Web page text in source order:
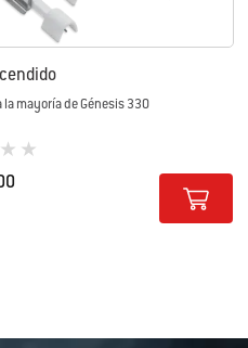
la mayoría de Génesis 330
de los clientes)